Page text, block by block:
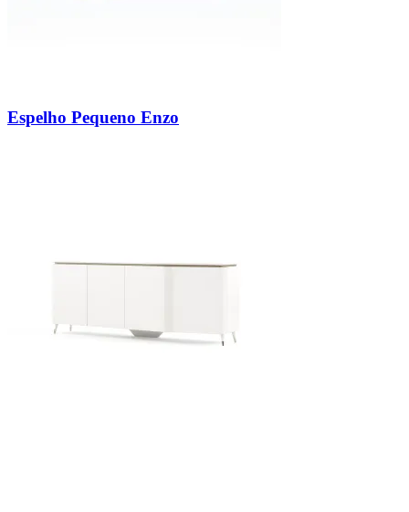
Espelho Pequeno Enzo